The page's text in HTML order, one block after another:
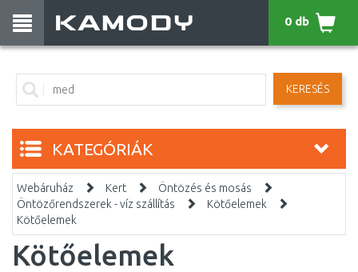
KERESÉS
0 db
KATEGÓRIÁK
Webáruház Kert
Öntözés és mosás
Öntözőrendszerek - víz szállítás
Kötőelemek
Kötőelemek
Kötőelemek